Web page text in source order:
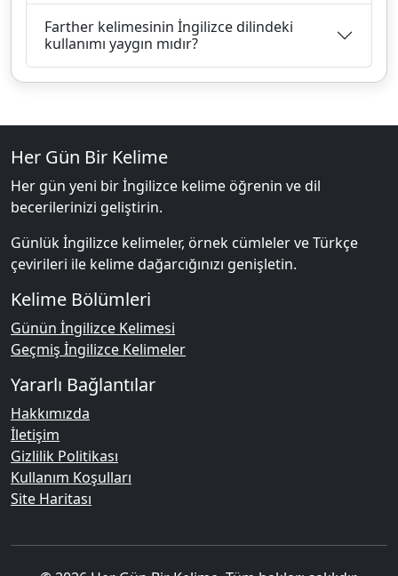
Farther kelimesinin İngilizce dilindeki
kullanımı yaygın mıdır?
Her Gün Bir Kelime
Her gün yeni bir İngilizce kelime öğrenin ve dil
becerilerinizi geliştirin.
Günlük İngilizce kelimeler, örnek cümleler ve Türkçe
çevirileri ile kelime dağarcığınızı genişletin.
Kelime Bölümleri
Günün İngilizce Kelimesi
Geçmiş İngilizce Kelimeler
Yararlı Bağlantılar
Hakkımızda
İletişim
Gizlilik Politikası
Kullanım Koşulları
Site Haritası